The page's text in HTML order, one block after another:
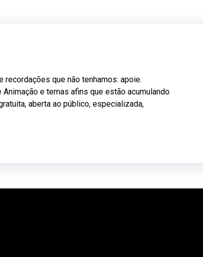
que não tenhamos: apoie.
e temas afins que estão acumulando
aberta ao público, especializada,